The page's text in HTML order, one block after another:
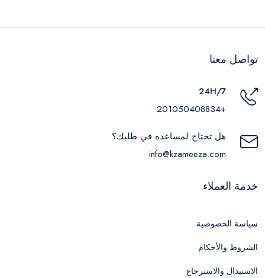
تواصل معنا
24H/7
+201050408834
هل تحتاج لمساعده في طلبك؟
info@kzameeza.com
خدمة العملاء
سياسة الخصوصية
الشروط والأحكام
الاستبدال والاسترجاع